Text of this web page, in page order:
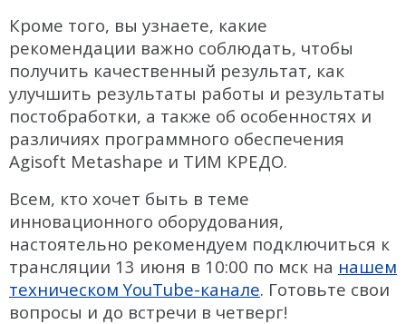
Кроме того, вы узнаете, какие
рекомендации важно соблюдать, чтобы
получить качественный результат, как
улучшить результаты работы и результаты
постобработки, а также об особенностях и
различиях программного обеспечения
Agisoft Metashape и ТИМ КРЕДО.
Всем, кто хочет быть в теме
инновационного оборудования,
настоятельно рекомендуем подключиться к
трансляции 13 июня в 10:00 по мск на нашем
техническом YouTube-канале. Готовьте свои
вопросы и до встречи в четверг!